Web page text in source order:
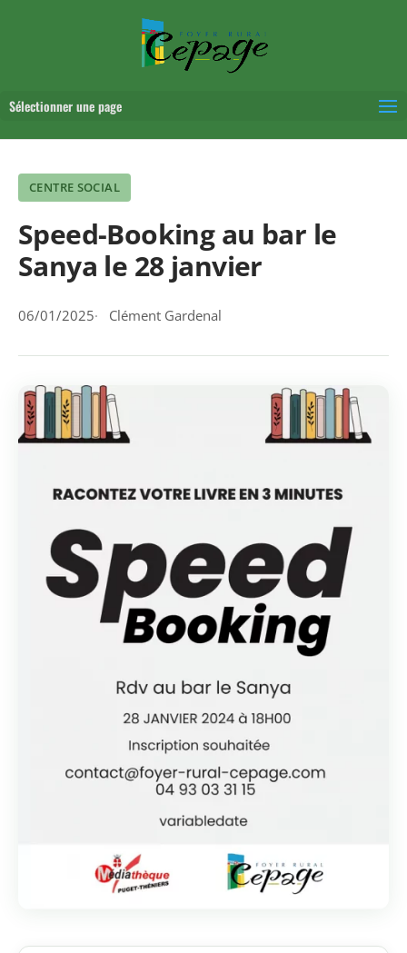
Sélectionner une page
CENTRE SOCIAL
Speed-Booking au bar le
Sanya le 28 janvier
06/01/2025 Clément Gardenal